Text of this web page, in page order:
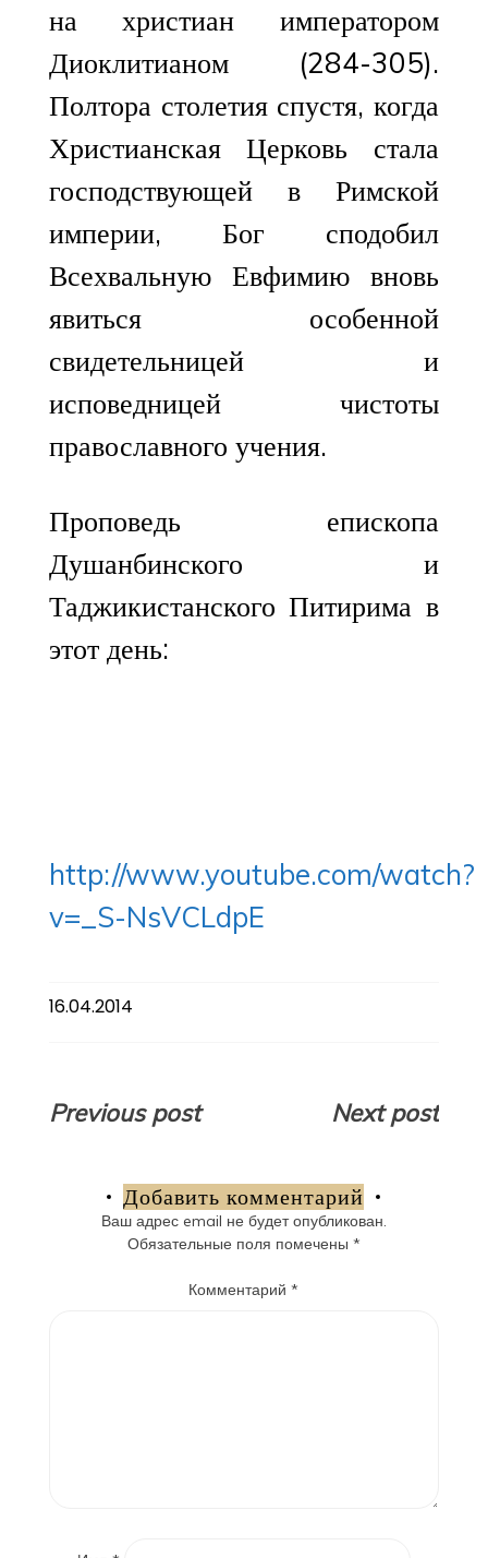
на христиан императором
Диоклитианом (284-305).
Полтора столетия спустя, когда
Христианская Церковь стала
господствующей в Римской
империи, Бог сподобил
Всехвальную Евфимию вновь
явиться особенной
свидетельницей и
исповедницей чистоты
православного учения.
Проповедь епископа
Душанбинского и
Таджикистанского Питирима в
этот день:
http://www.youtube.com/watch?
v=_S-NsVCLdpE
16.04.2014
Навигация
записям
Previous post Next post
Добавить комментарий
Ваш адрес email не будет опубликован.
Обязательные поля помечены *
Комментарий*